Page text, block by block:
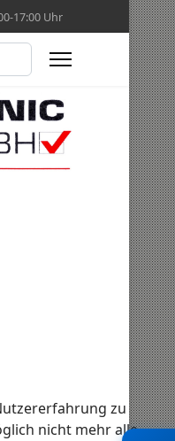
17:00 Uhr
zu
nicht mehr alle